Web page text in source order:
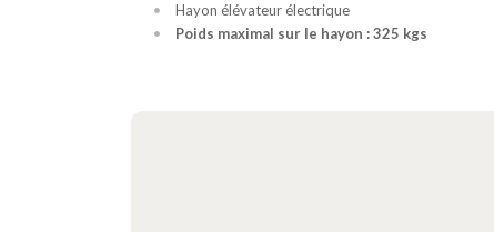
Hayon élévateur électrique
Poids maximal sur le hayon : 325 kgs